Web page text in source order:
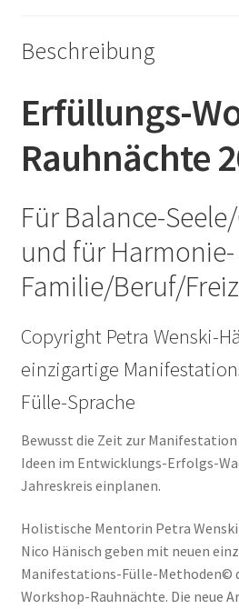
Beschreibung
Erfüllungs-
Rauhnächte
Für Balance-
und für Harmonie-
Familie/Beruf/
Copyright Petra Wenski-
einzigartige
Fülle-Sprache
Bewusst die Zeit zur
Ideen im Entwicklungs-Erfolgs-
Jahreskreis einplanen.
Holistische Mentorin Petra
Nico Hänisch geben mit neuen
Manifestations-Fülle-Methoden©
Workshop-Rauhnächte. Die neue